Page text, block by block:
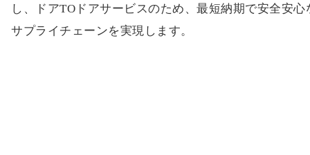
し、ドアTOドアサービスのため、最短納期で安全安心
サプライチェーンを実現します。